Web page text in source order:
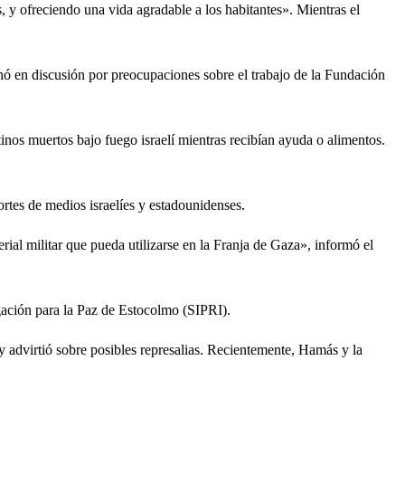
ofreciendo una vida agradable a los habitantes». Mientras el
en discusión por preocupaciones sobre el trabajo de la Fundación
muertos bajo fuego israelí mientras recibían ayuda o alimentos.
de medios israelíes y estadounidenses.
militar que pueda utilizarse en la Franja de Gaza», informó el
para la Paz de Estocolmo (SIPRI).
sobre posibles represalias. Recientemente, Hamás y la